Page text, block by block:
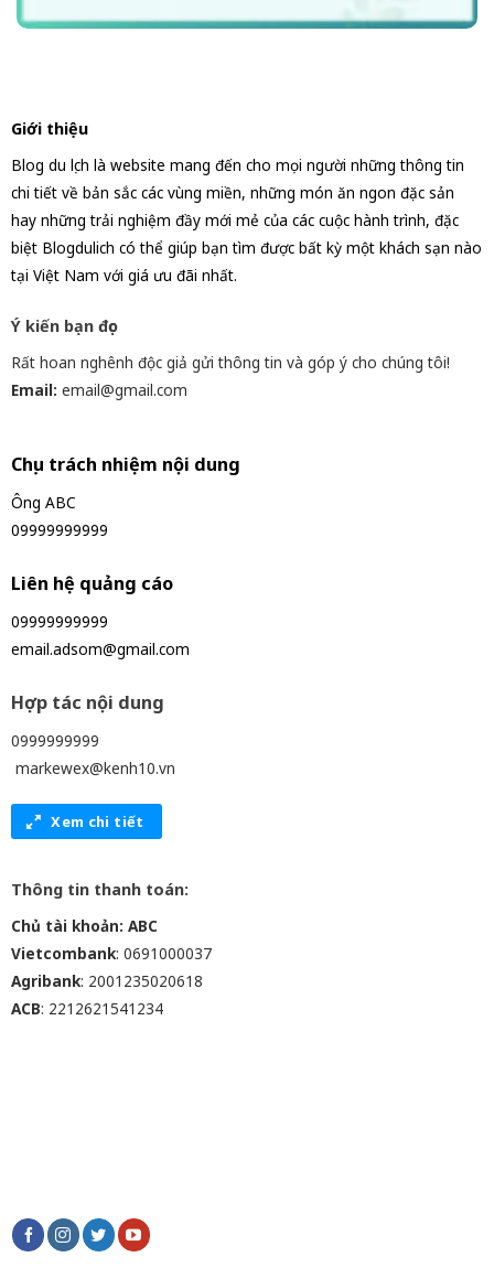
Giới thiệu
Blog du lịch là website mang đến cho mọi người những thông tin
chi tiết về bản sắc các vùng miền, những món ăn ngon đặc sản
hay những trải nghiệm đầy mới mẻ của các cuộc hành trình, đặc
biệt Blogdulich có thể giúp bạn tìm được bất kỳ một khách sạn nào
tại Việt Nam với giá ưu đãi nhất.
Ý kiến bạn đọc
Rất hoan nghênh độc giả gửi thông tin và góp ý cho chúng tôi!
Email: email@gmail.com
Chịu trách nhiệm nội dung
Ông ABC
09999999999
Liên hệ quảng cáo
09999999999
email.adsom@gmail.com
Hợp tác nội dung
0999999999
markewex@kenh10.vn
Xem chi tiết
Thông tin thanh toán:
Chủ tài khoản: ABC
Vietcombank: 0691000037
Agribank: 2001235020618
ACB: 2212621541234